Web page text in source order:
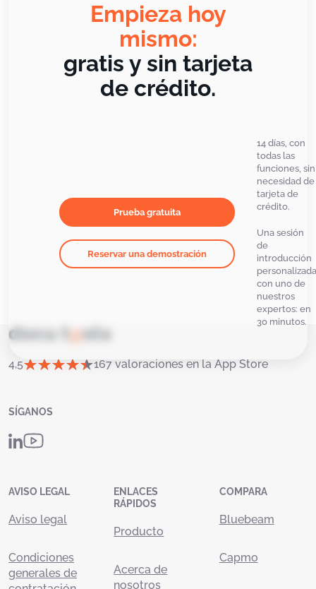
Empieza hoy
mismo:
gratis y sin tarjeta
de crédito.
Prueba gratuita
Reservar una demostración
14 días, con
todas las
funciones, sin
necesidad de
tarjeta de
crédito.
Una sesión
de
introducción
personalizada
con uno de
nuestros
expertos: en
30 minutos.
4,5 167 valoraciones en la App Store
SÍGANOS
AVISO LEGAL
Aviso legal
Condiciones
generales de
ENLACES
RÁPIDOS
Producto
Acerca de
nosotros
COMPARA
Bluebeam
Capmo